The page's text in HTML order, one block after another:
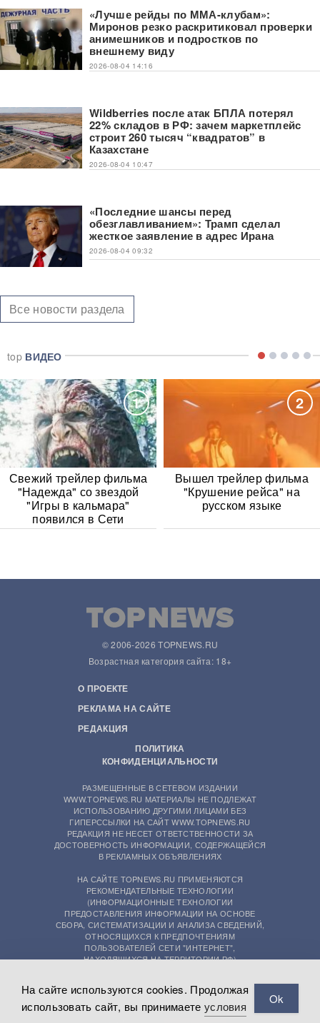
«Лучше рейды по ММА-клубам»:
Миронов резко раскритиковал проверки
анимешников и подростков по
внешнему виду
2026-08-04 14:16
Wildberries после атак БПЛА потерял
22% складов в РФ: зачем маркетплейс
строит 260 тысяч “квадратов” в
Казахстане
2026-08-04 10:47
«Последние шансы перед
обезглавливанием»: Трамп сделал
жесткое заявление в адрес Ирана
2026-08-04 09:32
Все новости раздела
top ВИДЕО
1
Свежий трейлер фильма
"Надежда" со звездой
"Игры в кальмара"
появился в Сети
2
Вышел трейлер фильма
"Крушение рейса" на
русском языке
© 2006-2026 TOPNEWS.RU
Возрастная категория сайта: 18+
О ПРОЕКТЕ
РЕКЛАМА НА САЙТЕ
РЕДАКЦИЯ
ПОЛИТИКА
КОНФИДЕНЦИАЛЬНОСТИ
РАЗМЕЩЕННЫЕ В СЕТЕВОМ ИЗДАНИИ
WWW.TOPNEWS.RU МАТЕРИАЛЫ НЕ ПОДЛЕЖАТ
ИСПОЛЬЗОВАНИЮ ДРУГИМИ ЛИЦАМИ БЕЗ
ГИПЕРССЫЛКИ НА САЙТ WWW.TOPNEWS.RU
РЕДАКЦИЯ НЕ НЕСЕТ ОТВЕТСТВЕННОСТИ ЗА
ДОСТОВЕРНОСТЬ ИНФОРМАЦИИ, СОДЕРЖАЩЕЙСЯ
В РЕКЛАМНЫХ ОБЪЯВЛЕНИЯХ
НА САЙТЕ TOPNEWS.RU ПРИМЕНЯЮТСЯ
РЕКОМЕНДАТЕЛЬНЫЕ ТЕХНОЛОГИИ
(ИНФОРМАЦИОННЫЕ ТЕХНОЛОГИИ
ПРЕДОСТАВЛЕНИЯ ИНФОРМАЦИИ НА ОСНОВЕ
СБОРА, СИСТЕМАТИЗАЦИИ И АНАЛИЗА СВЕДЕНИЙ,
ОТНОСЯЩИХСЯ К ПРЕДПОЧТЕНИЯМ
ПОЛЬЗОВАТЕЛЕЙ СЕТИ "ИНТЕРНЕТ",
НАХОДЯЩИХСЯ НА ТЕРРИТОРИИ РФ)
На сайте используются cookies. Продолжая
использовать сайт, вы принимаете условия
Ok